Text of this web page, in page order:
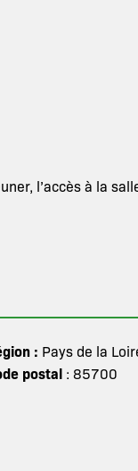
l’accès à la
: Pays de la
postal: 85700